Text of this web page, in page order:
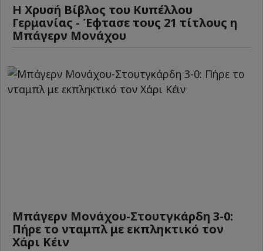
Η Χρυσή Βίβλος του Κυπέλλου
Γερμανίας - Έφτασε τους 21 τίτλους η
Μπάγερν Μονάχου
Μπάγερν Μονάχου-Στουτγκάρδη 3-0:
Πήρε το νταμπλ με εκπληκτικό τον
Χάρι Κέιν